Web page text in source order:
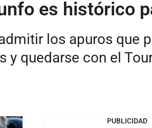
es histórico
los apuros que
y quedarse con el
PUBLICIDAD